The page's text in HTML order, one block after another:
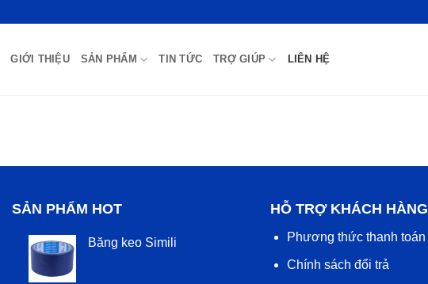
GIỚI THIỆU SẢN PHẨM TIN TỨC TRỢ GIÚP LIÊN HỆ
SẢN PHẨM HOT
Băng keo Simili
HỖ TRỢ KHÁCH HÀNG
Phương thức thanh toán
Chính sách đổi trả